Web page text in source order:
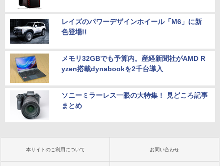
レイズのパワーデザインホイール「M6」に新
色登場!!
メモリ32GBでも予算内。産経新聞社がAMD R
yzen搭載dynabookを2千台導入
ソニーミラーレス一眼の大特集！ 見どころ記事
まとめ
本サイトのご利用について お問い合わせ